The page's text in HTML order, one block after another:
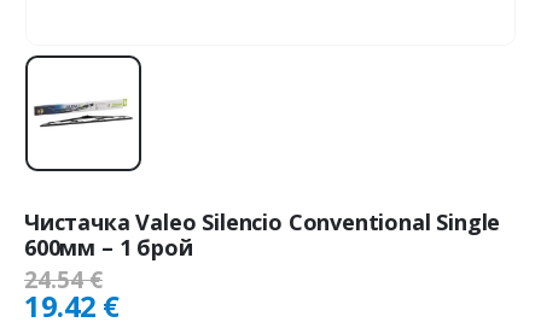
Чистачка Valeo Silencio Conventional Single
600мм – 1 брой
24.54€
19.42 €